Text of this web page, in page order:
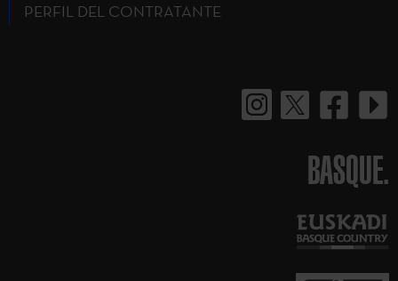
PERFIL DEL CONTRATANTE
BASQUE.